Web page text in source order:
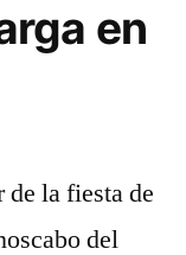
en
la fiesta de
del